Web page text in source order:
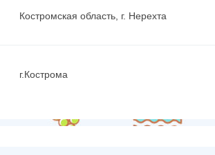
Костромская область, г. Нерехта
г.Кострома